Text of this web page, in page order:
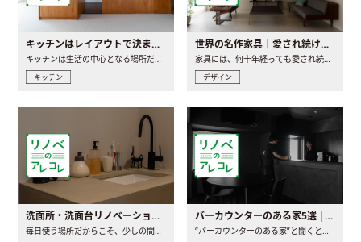
キッチンはレイアウトで決まる。後悔しないための考え方と選び方
キッチンは生活の中心となる場所だからこそ、家の中のどこに置..
キッチン
世界の名作家具｜愛され続ける理由と一生モノとの出会い方
家具には、何十年経っても愛され続ける「名作」と呼ばれるもの..
デザイン
洗面所・洗面台リノベーションの事例と間取りアイデア
毎日使う場所だからこそ、少しの間取りの工夫や素材の選び方で..
バーカウンターのある家5選 | 日常に馴染む“距離の近い”キッチンとは
“バーカウンターのある家”と聞くと、少し特別な、大人のための..